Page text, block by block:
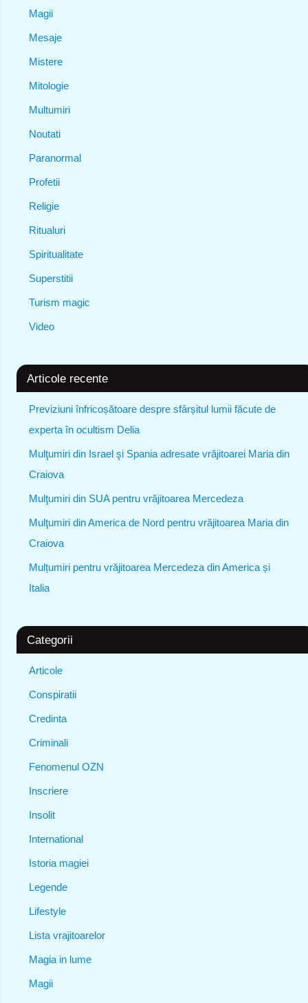
Magii
Mesaje
Mistere
Mitologie
Multumiri
Noutati
Paranormal
Profetii
Religie
Ritualuri
Spiritualitate
Superstitii
Turism magic
Video
Articole recente
Previziuni înfricoșătoare despre sfârșitul lumii făcute de
experta în ocultism Delia
Mulţumiri din Israel şi Spania adresate vrăjitoarei Maria din
Craiova
Mulţumiri din SUA pentru vrăjitoarea Mercedeza
Mulţumiri din America de Nord pentru vrăjitoarea Maria din
Craiova
Mulțumiri pentru vrăjitoarea Mercedeza din America și
Italia
Categorii
Articole
Conspiratii
Credinta
Criminali
Fenomenul OZN
Inscriere
Insolit
International
Istoria magiei
Legende
Lifestyle
Lista vrajitoarelor
Magia in lume
Magii